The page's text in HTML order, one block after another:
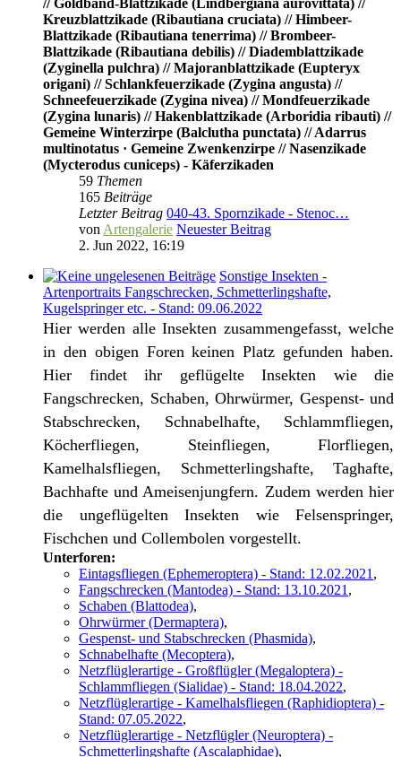
// Goldband-Blattzikade (Lindbergiana aurovittata) //
Kreuzblattzikade (Ribautiana cruciata) // Himbeer-
Blattzikade (Ribautiana tenerrima) // Brombeer-
Blattzikade (Ribautiana debilis) // Diademblattzikade
(Zyginella pulchra) // Majoranblattzikade (Eupteryx
origani) // Schlankfeuerzikade (Zygina angusta) //
Schneefeuerzikade (Zygina nivea) // Mondfeuerzikade
(Zygina lunaris) // Hakenblattzikade (Arboridia ribauti) //
Gemeine Winterzirpe (Balclutha punctata) // Adarrus
multinotatus · Gemeine Zwenkenzirpe // Nasenzikade
(Mycterodus cuniceps) - Käferzikaden
59 Themen
165 Beiträge
Letzter Beitrag 040-43. Spornzikade - Stenoc…
von Artengalerie Neuester Beitrag
2. Jun 2022, 16:19
Sonstige Insekten -
Artenportraits Fangschrecken, Schmetterlingshafte,
Kugelspringer etc. - Stand: 09.06.2022
Hier werden alle Insekten zusammengefasst, welche
in den obigen Foren keinen Platz gefunden haben.
Hier findet ihr geflügelte Insekten wie die
Fangschrecken, Schaben, Ohrwürmer, Gespenst- und
Stabschrecken, Schnabelhafte, Schlammfliegen,
Köcherfliegen, Steinfliegen, Florfliegen,
Kamelhalsfliegen, Schmetterlingshafte, Taghafte,
Bachhafte und Ameisenjungfern. Zudem werden hier
die ungeflügelten Insekten wie Felsenspringer,
Fischchen und Collembolen vorgestellt.
Unterforen:
Eintagsfliegen (Ephemeroptera) - Stand: 12.02.2021 ,
Fangschrecken (Mantodea) - Stand: 13.10.2021 ,
Schaben (Blattodea),
Ohrwürmer (Dermaptera),
Gespenst- und Stabschrecken (Phasmida),
Schnabelhafte (Mecoptera),
Netzflüglerartige - Großflügler (Megaloptera) -
Schlammfliegen (Sialidae) - Stand: 18.04.2022,
Netzflüglerartige - Kamelhalsfliegen (Raphidioptera) -
Stand: 07.05.2022,
Netzflüglerartige - Netzflügler (Neuroptera) -
Schmetterlingshafte (Ascalaphidae),